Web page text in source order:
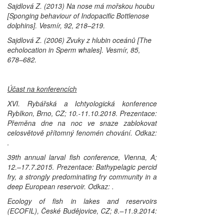
Sajdlová Z. (2013) Na nose má mořskou houbu
[Sponging behaviour of Indopacific Bottlenose
dolphins]. Vesmír, 92, 218–219.
Sajdlová Z. (2006) Zvuky z hlubin oceánů [The
echolocation in Sperm whales]. Vesmír, 85,
678–682.
Účast na konferencích
XVI. Rybářská a Ichtyologická konference
RybIkon, Brno, CZ; 10.-11.10.2018. Prezentace:
Přeměna dne na noc ve snaze zablokovat
celosvětově přítomný fenomén chování. Odkaz:
.
39th annual larval fish conference, Vienna, A;
12.–17.7.2015. Prezentace:Bathypelagic percid
fry, a strongly predominating fry community in a
deep European reservoir. Odkaz: .
Ecology of fish in lakes and reservoirs
(ECOFIL), České Budějovice, CZ; 8.–11.9.2014: